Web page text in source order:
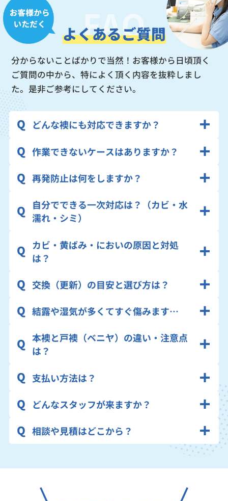
FAQ
よくあるご質問
分からないことばかりで当然！お客様から日頃頂く
ご質問の中から、特によく頂く内容を抜粋しまし
た。是非ご参考にしてください。
どんな襖にも対応できますか？
作業できないケースはありますか？
再発防止は何をしますか？
自分でできる一次対応は？（カビ・水
濡れ・シミ）
カビ・黄ばみ・においの原因と対処
は？
交換（更新）の目安と選び方は？
結露や湿気が多くてすぐ傷みます…
本襖と戸襖（ベニヤ）の違い・注意点
は？
支払い方法は？
どんなスタッフが来ますか？
相談や見積はどこから？